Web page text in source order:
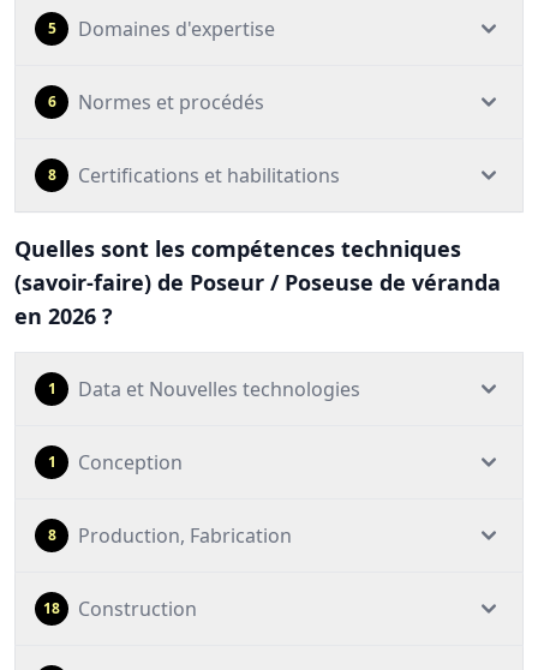
5 Domaines d'expertise
6 Normes et procédés
8 Certifications et habilitations
Quelles sont les compétences techniques
(savoir-faire) de Poseur / Poseuse de véranda
en 2026 ?
1 Data et Nouvelles technologies
1 Conception
8 Production, Fabrication
18 Construction